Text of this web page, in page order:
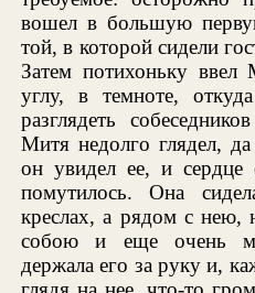
вошел в большую
той, в которой сидели
Затем потихоньку
углу, в темноте,
разглядеть
Митя недолго глядел,
он увидел ее, и сердце
помутилось. Она
креслах, а рядом с нею,
собою и еще очень
держала его за руку и,